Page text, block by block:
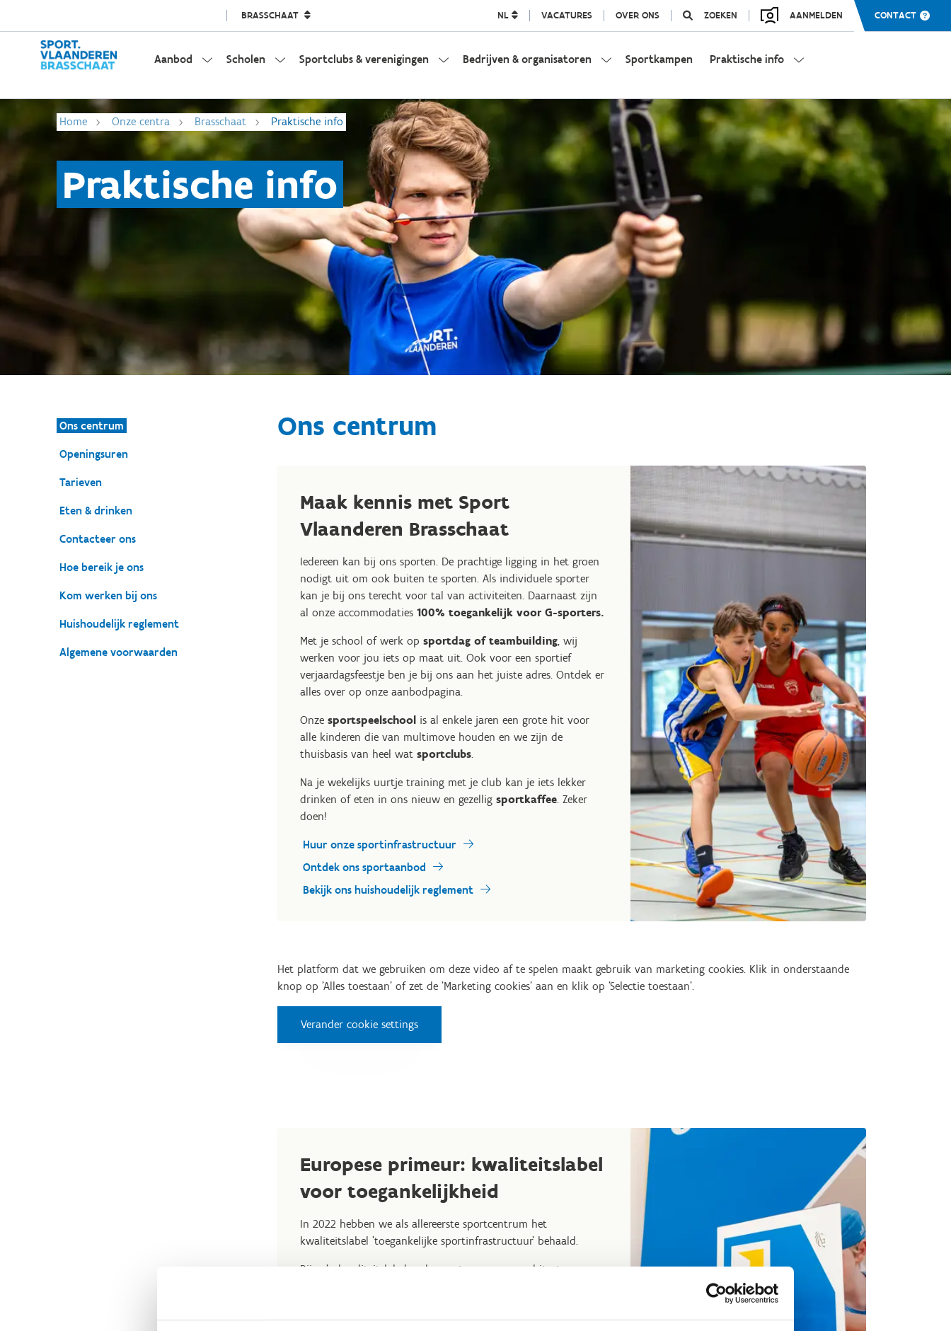
BRASSCHAAT NL VACATURES OVER ONS ZOEKEN AANMELDEN CONTACT
Aanbod Scholen Sportclubs & verenigingen Bedrijven & organisatoren Sportkampen Praktische info
Home Onze centra Brasschaat Praktische info
Praktische info
Ons centrum
Openingsuren
Tarieven
Eten & drinken
Contacteer ons
Hoe bereik je ons
Kom werken bij ons
Huishoudelijk reglement
Algemene voorwaarden
Ons centrum
Maak kennis met Sport
Vlaanderen Brasschaat
Iedereen kan bij ons sporten. De prachtige ligging in het groen
nodigt uit om ook buiten te sporten. Als individuele sporter
kan je bij ons terecht voor tal van activiteiten. Daarnaast zijn
al onze accommodaties 100% toegankelijk voor G-sporters.
Met je school of werk op sportdag of teambuilding, wij
werken voor jou iets op maat uit. Ook voor een sportief
verjaardagsfeestje ben je bij ons aan het juiste adres. Ontdek er
alles over op onze aanbodpagina.
Onze sportspeelschool is al enkele jaren een grote hit voor
alle kinderen die van multimove houden en we zijn de
thuisbasis van heel wat sportclubs.
Na je wekelijks uurtje training met je club kan je iets lekker
drinken of eten in ons nieuw en gezellig sportkaffee. Zeker
doen!
Huur onze sportinfrastructuur
Ontdek ons sportaanbod
Bekijk ons huishoudelijk reglement
Het platform dat we gebruiken om deze video af te spelen maakt gebruik van marketing cookies. Klik in onderstaande
knop op 'Alles toestaan' of zet de 'Marketing cookies' aan en klik op 'Selectie toestaan'.
Verander cookie settings
Europese primeur: kwaliteitslabel
voor toegankelijkheid
In 2022 hebben we als allereerste sportcentrum het
kwaliteitslabel 'toegankelijke sportinfrastructuur' behaald.
Bij zo'n kwaliteitslabel maken ontwerpers en architecten
de sportinfrastructuur rekening moeten houden.